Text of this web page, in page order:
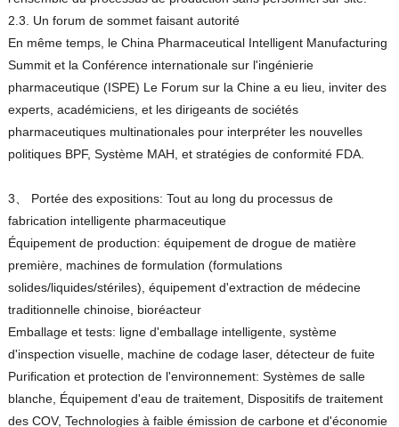
2.3. Un forum de sommet faisant autorité
En même temps, le China Pharmaceutical Intelligent Manufacturing
Summit et la Conférence internationale sur l'ingénierie
pharmaceutique (ISPE) Le Forum sur la Chine a eu lieu, inviter des
experts, académiciens, et les dirigeants de sociétés
pharmaceutiques multinationales pour interpréter les nouvelles
politiques BPF, Système MAH, et stratégies de conformité FDA.
3、 Portée des expositions: Tout au long du processus de
fabrication intelligente pharmaceutique
Équipement de production: équipement de drogue de matière
première, machines de formulation (formulations
solides/liquides/stériles), équipement d'extraction de médecine
traditionnelle chinoise, bioréacteur
Emballage et tests: ligne d'emballage intelligente, système
d'inspection visuelle, machine de codage laser, détecteur de fuite
Purification et protection de l'environnement: Systèmes de salle
blanche, Équipement d'eau de traitement, Dispositifs de traitement
des COV, Technologies à faible émission de carbone et d'économie